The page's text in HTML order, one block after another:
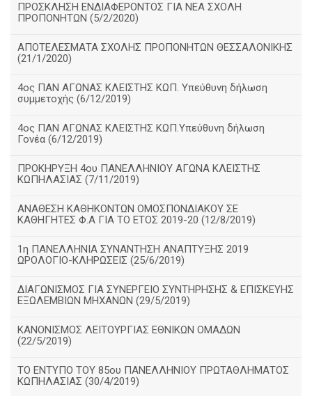
ΠΡΟΣΚΛΗΣΗ ΕΝΔΙΑΦΕΡΟΝΤΟΣ ΓΙΑ ΝΕΑ ΣΧΟΛΗ
ΠΡΟΠΟΝΗΤΩΝ (5/2/2020)
ΑΠΟΤΕΛΕΣΜΑΤΑ ΣΧΟΛΗΣ ΠΡΟΠΟΝΗΤΩΝ ΘΕΣΣΑΛΟΝΙΚΗΣ
(21/1/2020)
4ος ΠΑΝ ΑΓΩΝΑΣ ΚΛΕΙΣΤΗΣ ΚΩΠ. Υπεύθυνη δήλωση
συμμετοχής (6/12/2019)
4ος ΠΑΝ ΑΓΩΝΑΣ ΚΛΕΙΣΤΗΣ ΚΩΠ.Υπεύθυνη δήλωση
Γονέα (6/12/2019)
ΠΡΟΚΗΡΥΞΗ 4ου ΠΑΝΕΛΛΗΝΙΟΥ ΑΓΩΝΑ ΚΛΕΙΣΤΗΣ
ΚΩΠΗΛΑΣΙΑΣ (7/11/2019)
ΑΝΑΘΕΣΗ ΚΑΘΗΚΟΝΤΩΝ ΟΜΟΣΠΟΝΔΙΑΚΟΥ ΣΕ
ΚΑΘΗΓΗΤΕΣ Φ.Α ΓΙΑ ΤΟ ΕΤΟΣ 2019-20 (12/8/2019)
1η ΠΑΝΕΛΛΗΝΙΑ ΣΥΝΑΝΤΗΣΗ ΑΝΑΠΤΥΞΗΣ 2019
ΩΡΟΛΟΓΙΟ-ΚΛΗΡΩΣΕΙΣ (25/6/2019)
ΔΙΑΓΩΝΙΣΜΟΣ ΓΙΑ ΣΥΝΕΡΓΕΙΟ ΣΥΝΤΗΡΗΣΗΣ & ΕΠΙΣΚΕΥΗΣ
ΕΞΩΛΕΜΒΙΩΝ ΜΗΧΑΝΩΝ (29/5/2019)
ΚΑΝΟΝΙΣΜΟΣ ΛΕΙΤΟΥΡΓΙΑΣ ΕΘΝΙΚΩΝ ΟΜΑΔΩΝ
(22/5/2019)
ΤΟ ΕΝΤΥΠΟ ΤΟΥ 85ου ΠΑΝΕΛΛΗΝΙΟΥ ΠΡΩΤΑΘΛΗΜΑΤΟΣ
ΚΩΠΗΛΑΣΙΑΣ (30/4/2019)